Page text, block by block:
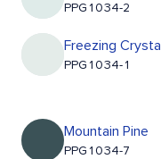
PPG1034-2
Freezing Crystal
PPG1034-1
Mountain Pine
PPG1034-7